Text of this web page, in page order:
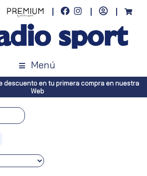
Menú
Envíos gratuitos a toda España (Canarias,